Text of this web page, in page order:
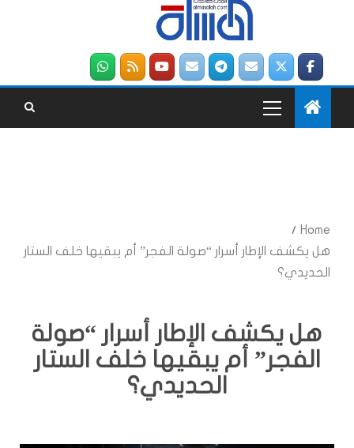
Home
هل يكشف الإطار أسرار “صولة الفجر” أم يبقيها خلف الستار
الحديدي؟
هل يكشف الإطار أسرار “صولة
الفجر” أم يبقيها خلف الستار
الحديدي؟